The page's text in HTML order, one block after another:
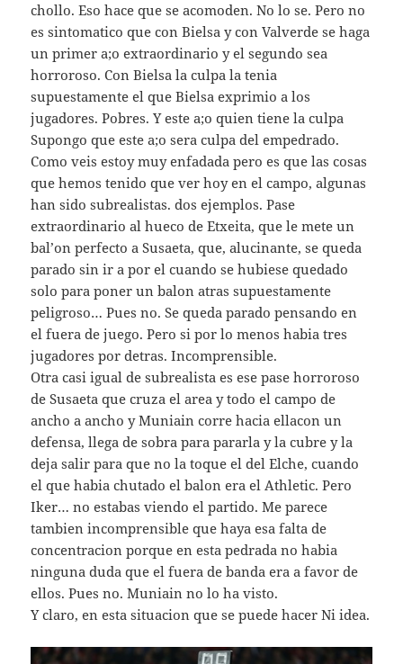
chollo. Eso hace que se acomoden. No lo se. Pero no
es sintomatico que con Bielsa y con Valverde se haga
un primer a;o extraordinario y el segundo sea
horroroso. Con Bielsa la culpa la tenia
supuestamente el que Bielsa exprimio a los
jugadores. Pobres. Y este a;o quien tiene la culpa
Supongo que este a;o sera culpa del empedrado.
Como veis estoy muy enfadada pero es que las cosas
que hemos tenido que ver hoy en el campo, algunas
han sido subrealistas. dos ejemplos. Pase
extraordinario al hueco de Etxeita, que le mete un
bal’on perfecto a Susaeta, que, alucinante, se queda
parado sin ir a por el cuando se hubiese quedado
solo para poner un balon atras supuestamente
peligroso… Pues no. Se queda parado pensando en
el fuera de juego. Pero si por lo menos habia tres
jugadores por detras. Incomprensible.
Otra casi igual de subrealista es ese pase horroroso
de Susaeta que cruza el area y todo el campo de
ancho a ancho y Muniain corre hacia ellacon un
defensa, llega de sobra para pararla y la cubre y la
deja salir para que no la toque el del Elche, cuando
el que habia chutado el balon era el Athletic. Pero
Iker… no estabas viendo el partido. Me parece
tambien incomprensible que haya esa falta de
concentracion porque en esta pedrada no habia
ninguna duda que el fuera de banda era a favor de
ellos. Pues no. Muniain no lo ha visto.
Y claro, en esta situacion que se puede hacer Ni idea.